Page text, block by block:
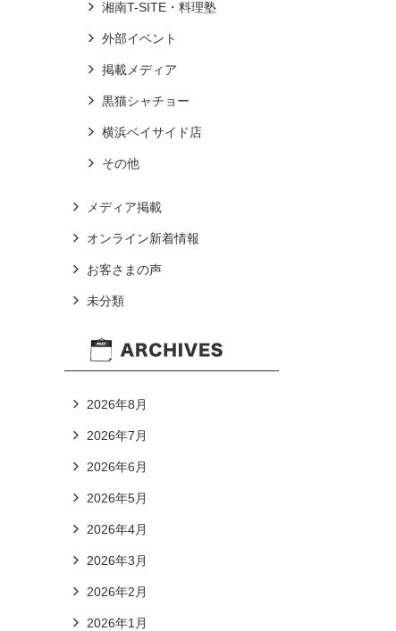
湘南T-SITE・料理塾
外部イベント
掲載メディア
黒猫シャチョー
横浜ベイサイド店
その他
メディア掲載
オンライン新着情報
お客さまの声
未分類
2026年8月
2026年7月
2026年6月
2026年5月
2026年4月
2026年3月
2026年2月
2026年1月